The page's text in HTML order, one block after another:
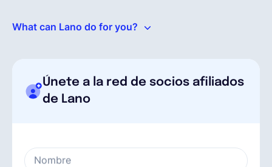
What can Lano do for you?
Únete a la red de socios afiliados
de Lano
Nombre